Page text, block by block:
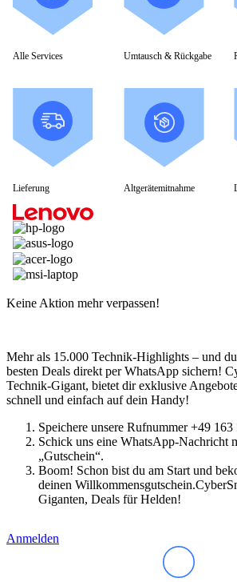
Alle Services Umtausch & Rückgabe
Lieferung Altgerätemitnahme
Keine Aktion mehr verpassen!
Mehr als 15.000 Technik-Highlights – und
besten Deals direkt per WhatsApp sichern!
Technik-Gigant, bietet dir exklusive
schnell und einfach auf dein Handy!
Speichere unsere Rufnummer +49
Schick uns eine WhatsApp-Nachricht
„Gutschein“.
Boom! Schon bist du am Start und
deinen
Giganten, Deals für Helden!
Anmelden